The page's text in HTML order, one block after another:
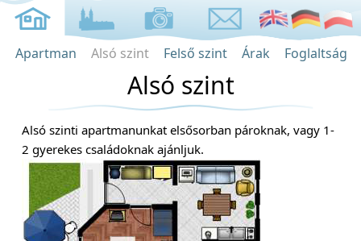
Apartman Alsó szint Felső szint Árak Foglaltság
Alsó szint
Alsó szinti apartmanunkat elsősorban pároknak, vagy 1-
2 gyerekes családoknak ajánljuk.